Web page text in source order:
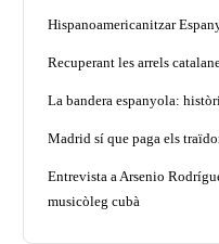
Hispanoamericanitzar
Recuperant les arrels
La bandera espanyola:
Madrid sí que paga els
Entrevista a Arsenio
musicòleg cubà